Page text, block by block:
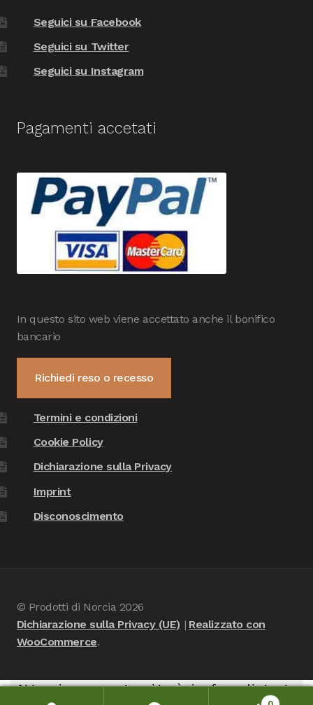
Seguici su Facebook
Seguici su Twitter
Seguici su Instagram
Pagamenti accetati
In questo sito web viene accettato anche il bonifico
bancario
Richiedi reso o recesso
Termini e condizioni
Cookie Policy
Dichiarazione sulla Privacy
Imprint
Disconoscimento
© Prodotti di Norcia 2026
Dichiarazione sulla Privacy (UE)
Realizzato con
WooCommerce.
Attenzione, questo sito è in fase di test -